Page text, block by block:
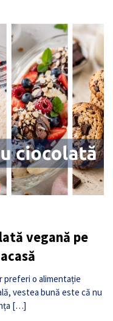
vegană pe
preferi o alimentație
vestea bună este că nu
[…]